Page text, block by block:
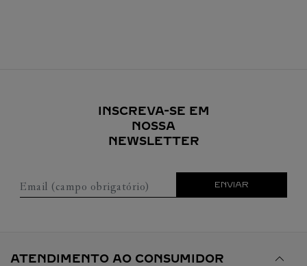
INSCREVA-SE EM
NOSSA
NEWSLETTER
Email (campo obrigatório) ENVIAR
ATENDIMENTO AO CONSUMIDOR